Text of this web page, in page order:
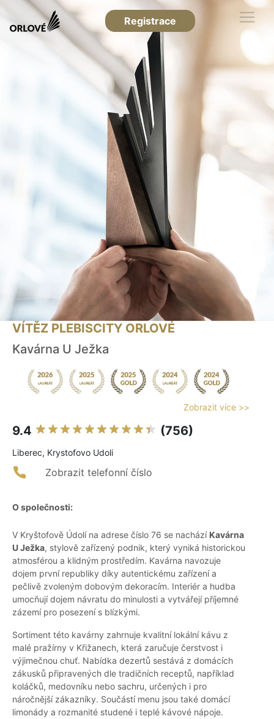
Registrace
VÍTĚZ PLEBISCITY ORLOVÉ
Kavárna U Ježka
Zobrazit více >>
9.4 (756)
Liberec, Krystofovo Udoli
Zobrazit telefonní číslo
O společnosti:
V Kryštofově Údolí na adrese číslo 76 se nachází Kavárna
U Ježka, stylově zařízený podnik, který vyniká historickou
atmosférou a klidným prostředím. Kavárna navozuje
dojem první republiky díky autentickému zařízení a
pečlivě zvoleným dobovým dekoracím. Interiér a hudba
umocňují dojem návratu do minulosti a vytvářejí příjemné
zázemí pro posezení s blízkými.
Sortiment této kavárny zahrnuje kvalitní lokální kávu z
malé pražírny v Křižanech, která zaručuje čerstvost i
výjimečnou chuť. Nabídka dezertů sestává z domácích
zákusků připravených dle tradičních receptů, například
koláčků, medovníku nebo sachru, určených i pro
náročnější zákazníky. Součástí menu jsou také domácí
limonády a rozmanité studené i teplé kávové nápoje.